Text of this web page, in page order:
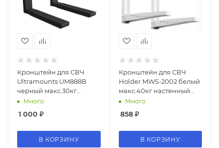
Кронштейн для СВЧ
Ultramounts UM888B
черный макс.30кг
настенный
Много
1 000 ₽
В КОРЗИНУ
Кронштейн для СВЧ
Holder MWS-2002 белый
макс.40кг настенный
фиксированный
Много
858₽
В КОРЗИНУ